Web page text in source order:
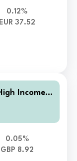
0.12%
EUR 37.52
Income
GBP
0.05%
GBP 8.92